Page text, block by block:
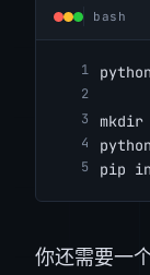
bash
pip
你还需要一